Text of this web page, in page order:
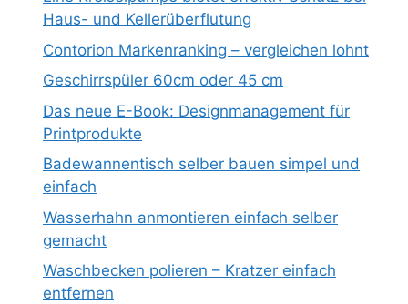
Haus- und Kellerüberflutung
Contorion Markenranking – vergleichen lohnt
Geschirrspüler 60cm oder 45 cm
Das neue E-Book: Designmanagement für
Printprodukte
Badewannentisch selber bauen simpel und
einfach
Wasserhahn anmontieren einfach selber
gemacht
Waschbecken polieren – Kratzer einfach
entfernen